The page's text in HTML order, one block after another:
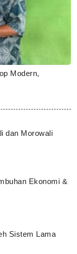
Modern,
dan Morowali
Ekonomi &
Sistem Lama